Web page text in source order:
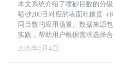
本文系统介绍了喷砂目数的分
喷砂200目对应的表面粗糙度（
同目数的应用场景。数据来源
实践，帮助用户根据需求选择合
2026年8月4日